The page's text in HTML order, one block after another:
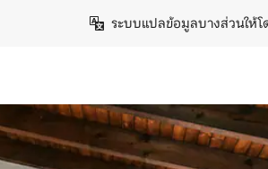
ระบบแปลข้อมูลบางส่วนให้